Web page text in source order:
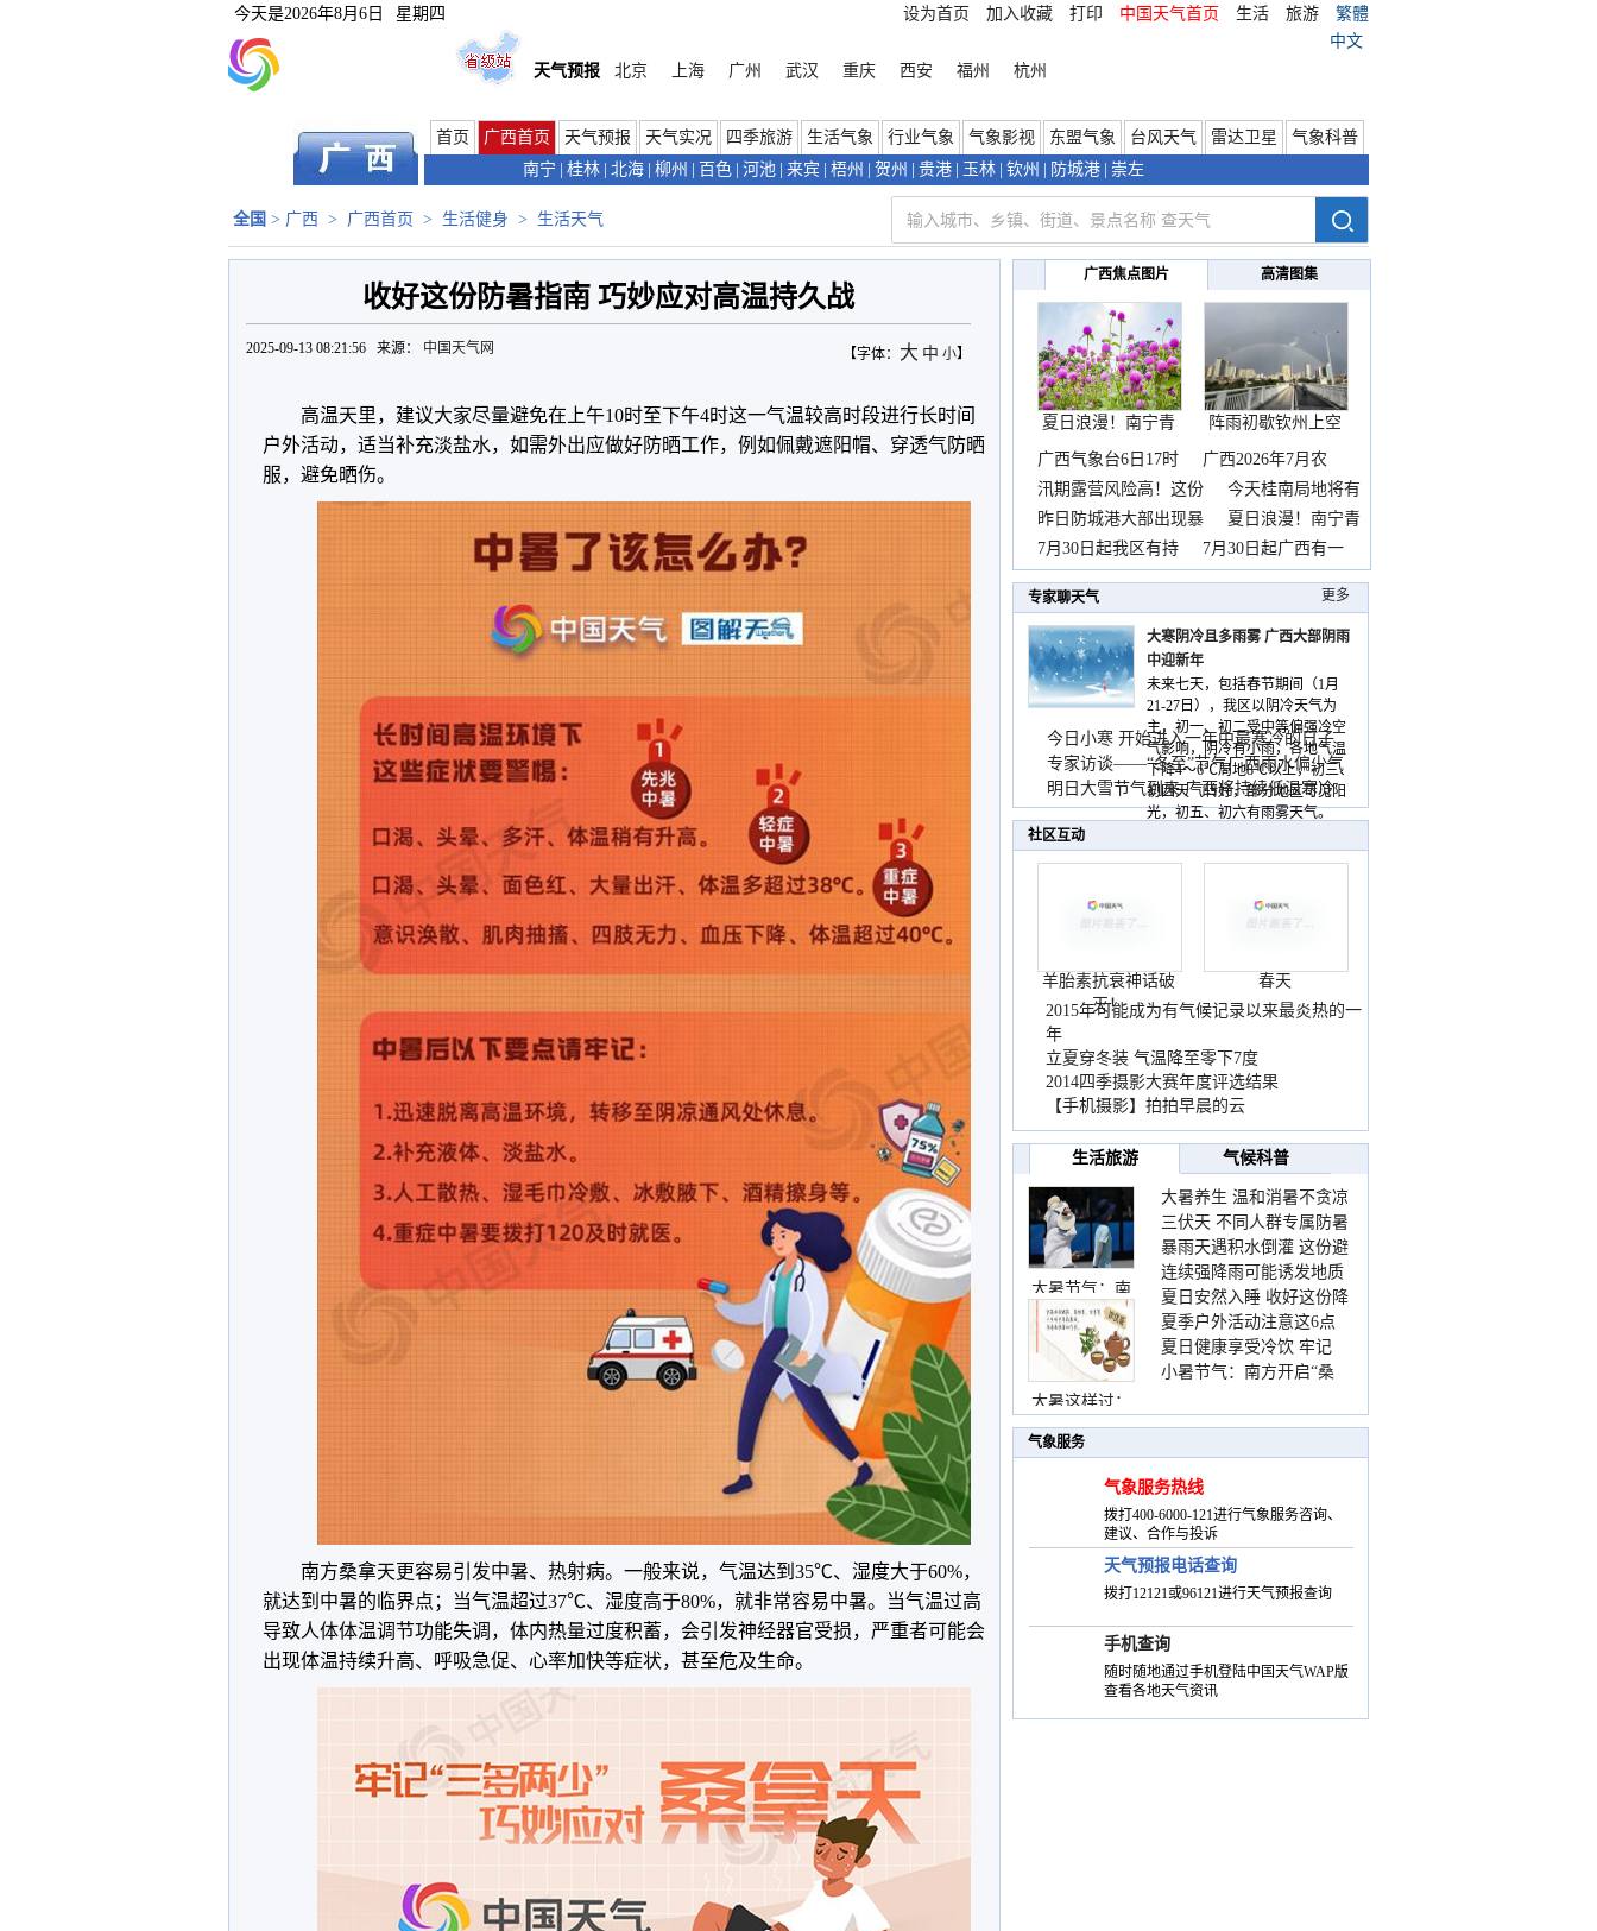
今天是2026年8月6日 星期四 设为首页 加入收藏 打印 中国天气首页 生活 旅游
繁體
中文
天气预报
北京 上海 广州 武汉 重庆 西安 福州 杭州
首页 广西首页 天气预报 天气实况 四季旅游 生活气象 行业气象 气象影视 东盟气象 台风天气 雷达卫星
气象科普
南宁
桂林 北海 柳州 百色 河池 来宾 梧州 贺州 贵港 玉林 钦州 防城港 崇左
全国 > 广西 > 广西首页 > 生活健身 > 生活天气
收好这份防暑指南 巧妙应对高温持久战
【字体： 大 中 小】
2025-09-13 08:21:56 来源： 中国天气网
高温天里，建议大家尽量避免在上午10时至下午4时这一气温较高时段进行长时间
户外活动，适当补充淡盐水，如需外出应做好防晒工作，例如佩戴遮阳帽、穿透气防晒
服，避免晒伤。
南方桑拿天更容易引发中暑、热射病。一般来说，气温达到35℃、湿度大于60%，
就达到中暑的临界点；当气温超过37℃、湿度高于80%，就非常容易中暑。当气温过高
导致人体体温调节功能失调，体内热量过度积蓄，会引发神经器官受损，严重者可能会
出现体温持续升高、呼吸急促、心率加快等症状，甚至危及生命。
广西焦点图片 高清图集
夏日浪漫！南宁青
秀山
阵雨初歇钦州上空
邂逅
广西气象台6日17时
广西2026年7月农
汛期露营风险高！这份
今天桂南局地将有
暴雨
昨日防城港大部出现暴
夏日浪漫！南宁青
秀山
7月30日起我区有持 7月30日起广西有一
专家聊天气 更多
大寒阴冷且多雨雾 广西大部阴雨
中迎新年
未来七天，包括春节期间（1月
21-27日），我区以阴冷天气为
主，初一、初二受中等偏强冷空
气影响，阴冷有小雨，各地气温
下降4～6℃局地8℃以上，初三、
初四天气转好，部分地区可见阳
光，初五、初六有雨雾天气。
今日小寒 开始进入一年中最寒冷的日子
专家访谈——“冬至”节气广西雨水偏少气
温低
明日大雪节气到来 广西将持续低温寒冷
天气
社区互动
羊胎素抗衰神话破
灭！
春天
2015年可能成为有气候记录以来最炎热的一
年
立夏穿冬装 气温降至零下7度
2014四季摄影大赛年度评选结果
【手机摄影】拍拍早晨的云
生活旅游 气候科普
大暑节气：南
大暑这样过：
大暑养生 温和消暑不贪凉
三伏天 不同人群专属防暑
要点请收好
暴雨天遇积水倒灌 这份避
险提示请收好
连续强降雨可能诱发地质
灾害 这些前兆要知道
夏日安然入睡 收好这份降
温小贴士
夏季户外活动注意这6点
防暑健身两不误
夏日健康享受冷饮 牢记
“两注意一控制”
小暑节气：南方开启“桑
季
气象服务
气象服务热线
拨打400-6000-121进行气象服务咨询、
建议、合作与投诉
天气预报电话查询
拨打12121或96121进行天气预报查询
手机查询
随时随地通过手机登陆中国天气WAP版
查看各地天气资讯